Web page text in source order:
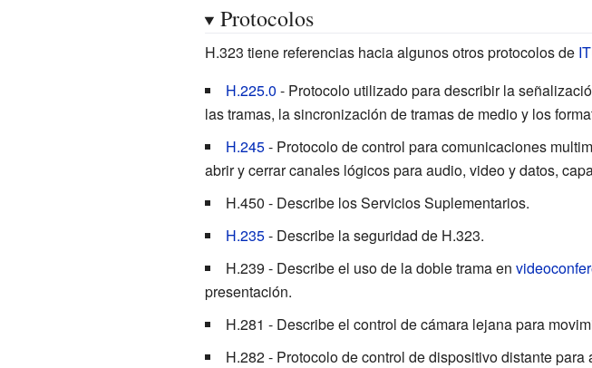
Protocolos
H.323 tiene referencias hacia algunos otros protocolos de
H.225.0 - Protocolo utilizado para describir la
las tramas, la sincronización de tramas de medio y los
H.245- Protocolo de control para comunicaciones
abrir y cerrar canales lógicos para audio, video y datos,
H.450 - Describe los Servicios Suplementarios.
H.235- Describe la seguridad de H.323.
H.239 - Describe el uso de la doble trama en
presentación.
H.281 - Describe el control de cámara lejana para
H.282- Protocolo de control de dispositivo distante